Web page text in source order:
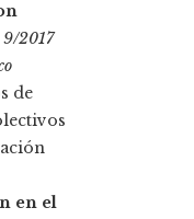
9/2017
de
en el